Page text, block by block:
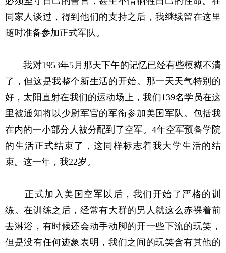
同家人谈过，得到他们的支持之后，我继续留在这里
随时准备参加正式军队。
我对1953年5月那天下午的记忆已经有些模糊不清
了，但这是我整个新生活的开始。那一天天气特别的
好，太阳直射在我们的运动场上，我们139名学员在这
里被通知将以少尉军官的军衔参加美国军队。包括我
在内的一小部分人被分配到了空军。4年空军预备学院
的生活正式结束了，这同样标志着我大学生活的结
束。这一年，我22岁。
正式加入美国空军以后，我们开始了严格的训
练。在训练之后，经常有大群的男人就这么赤裸着前
去淋浴，有时候还会动手动脚的开一些下流的玩笑，
但是没有任何迹象表明，我们之间的玩笑含有其他的